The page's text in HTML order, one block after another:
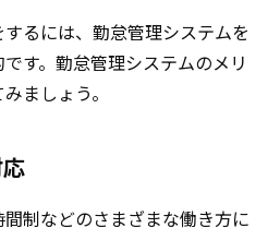
るには、勤怠管理システムを
す。勤怠管理システムのメリ
ましょう。
制などのさまざまな働き方に